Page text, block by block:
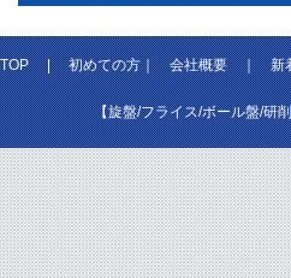
TOP|初めての方｜会社概要｜新
【旋盤/フライス/ボール盤/研